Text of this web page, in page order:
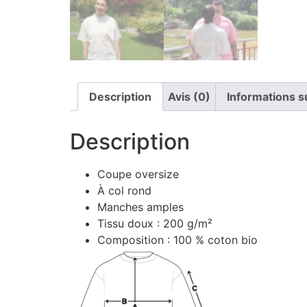
Description Avis (0) Informations
Description
Coupe oversize
À col rond
Manches amples
Tissu doux : 200 g/m²
Composition : 100 % coton bio